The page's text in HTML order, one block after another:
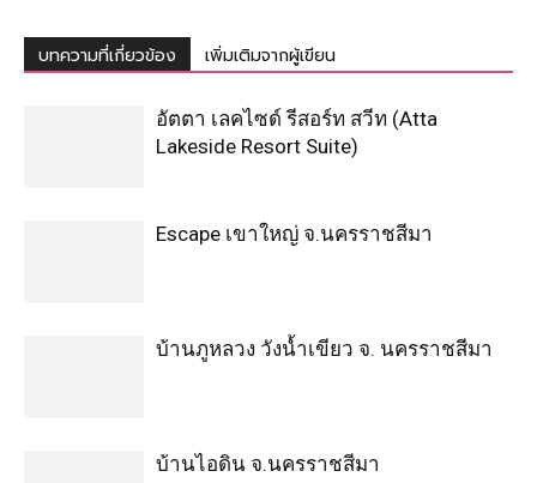
บทความที่เกี่ยวข้อง เพิ่มเติมจากผู้เขียน
อัตตา เลคไซด์ รีสอร์ท สวีท (Atta
Lakeside Resort Suite)
Escape เขาใหญ่ จ.นครราชสีมา
บ้านภูหลวง วังน้ำเขียว จ. นครราชสีมา
บ้านไอดิน จ.นครราชสีมา